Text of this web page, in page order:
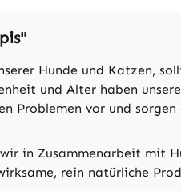
Hunde und Katzen,
und Alter haben
Problemen vor und
in Zusammenarbeit mit
rein natürliche